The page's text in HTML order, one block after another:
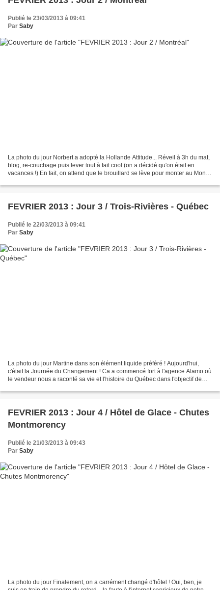
Publié le 23/03/2013 à 09:41
Par Saby
La photo du jour Norbert a adopté la Hollande Attitude... Réveil à 3h du mat,
blog, re-couchage puis lever tout à fait cool (on a décidé qu'on était en
vacances !) En fait, on attend que le brouillard se lève pour monter au Mont-
FEVRIER 2013 : Jour 3 / Trois-Rivières - Québec
Publié le 22/03/2013 à 09:41
Par Saby
La photo du jour Martine dans son élément liquide préféré ! Aujourd'hui,
c'était la Journée du Changement ! Ca a commencé fort à l'agence Alamo où
le vendeur nous a raconté sa vie et l'histoire du Québec dans l'objectif de
FEVRIER 2013 : Jour 4 / Hôtel de Glace - Chutes
Montmorency
Publié le 21/03/2013 à 09:43
Par Saby
La photo du jour Finalement, on a carrément changé d'hôtel ! Oui, ben, je